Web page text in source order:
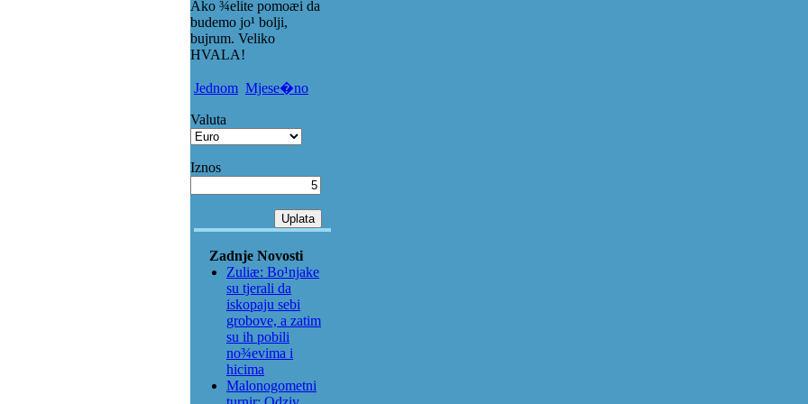
Ako ¾elite pomoæi da
budemo jo¹ bolji,
bujrum. Veliko
HVALA!
Jednom Mjese�no
Valuta
Iznos
Zadnje Novosti
Zuliæ: Bo¹njake
su tjerali da
iskopaju sebi
grobove, a zatim
su ih pobili
no¾evima i
hicima
Malonogometni